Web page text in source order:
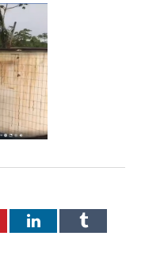
LinkedInTumblr